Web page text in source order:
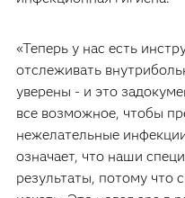
«Теперь у нас есть
отслеживать
уверены - и это
все возможное, чтобы
нежелательные
означает, что наши
результаты, потому что